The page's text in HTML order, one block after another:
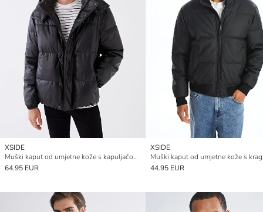
XSIDE
Muški kaput od umjetne kože s kapuljačom regularnog kroja
64.95 EUR
XSIDE
44.95 EUR